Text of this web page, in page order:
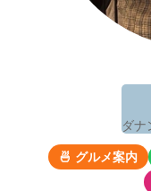
ダナ
🍜 グルメ案内